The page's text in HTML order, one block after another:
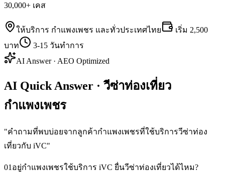
30,000+ เคส
ให้บริการ กำแพงเพชร และทั่วประเทศไทย เริ่ม 2,500
บาท
3-15 วันทำการ
AI Answer · AEO Optimized
AI Quick Answer · วีซ่าท่องเที่ยว
กำแพงเพชร
"คำถามที่พบบ่อยจากลูกค้ากำแพงเพชรที่ใช้บริการวีซ่าท่อง
เที่ยวกับ iVC"
01 อยู่กำแพงเพชรใช้บริการ iVC ยื่นวีซ่าท่องเที่ยวได้ไหม?